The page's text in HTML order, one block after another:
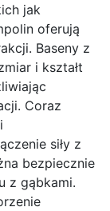
jak
oferują
Baseny z
i kształt
Coraz
siły z
bezpiecznie
z gąbkami.